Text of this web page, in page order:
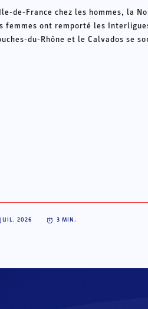
de-France chez les hommes, la
femmes ont remporté les
du-Rhône et le Calvados se
2026 3 MIN.